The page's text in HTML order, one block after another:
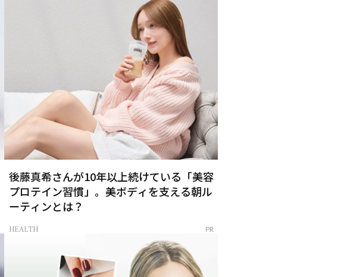
後藤真希さんが10年以上続けている「美容
プロテイン習慣」。美ボディを支える朝ル
ーティンとは？
HEALTH PR